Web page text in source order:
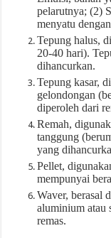
pelarutnya; (2)
menyatu
Tepung halus,
20-40 hari).
dihancurkan.
Tepung kasar,
gelondongan
diperoleh dari
Remah,
tanggung
yang
Pellet,
mempunyai
Waver, berasal
aluminium atau
remas.